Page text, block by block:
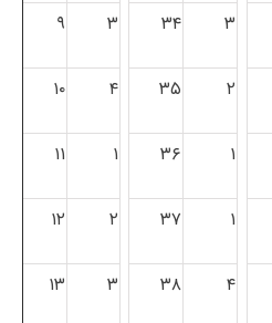
۳ ۳۴ ۳ ۹
۲ ۳۵ ۴ ۱۰
۱ ۳۶ ۱ ۱۱
۱ ۳۷ ۲ ۱۲
۴ ۳۸ ۳ ۱۳